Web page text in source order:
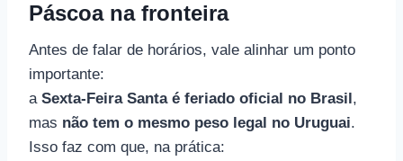
Páscoa na fronteira
Antes de falar de horários, vale alinhar um ponto
importante:
a Sexta-Feira Santa é feriado oficial no Brasil,
mas não tem o mesmo peso legal no Uruguai.
Isso faz com que, na prática: